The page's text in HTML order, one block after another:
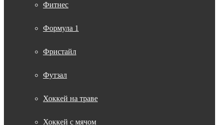
Фитнес
Формула 1
Фристайл
Футзал
Хоккей на траве
Хоккей с мячом